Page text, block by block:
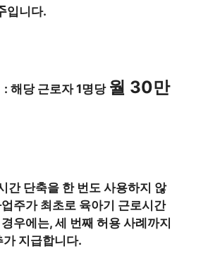
입니다.
: 해당 근로자 1명당 월 30만
간 단축을 한 번도 사용하지 않
주가 최초로 육아기 근로시간
우에는, 세 번째 허용 사례까지
지급합니다.